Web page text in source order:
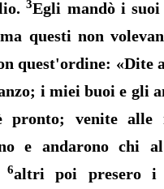
3Egli mandò i
questi non
quest'ordine:
i miei buoi e gli
pronto; venite alle
e andarono chi
6altri poi presero